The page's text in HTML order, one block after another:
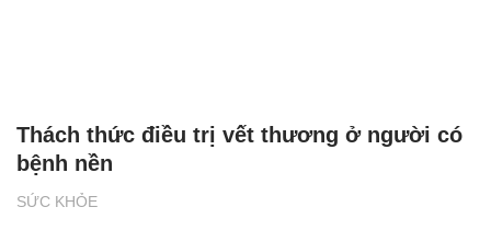
SỨC KHỎE
Thách thức điều trị vết thương ở người có
bệnh nền